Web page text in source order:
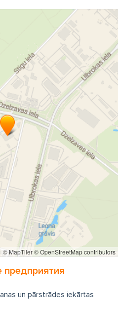
средства
древесины ольхи и бука
картофельный крахмал
пищевые добавки
ООО пищевые добавки
Инжекторы для посола мяса
евро ящиков
для скотобоен
упаковочные системы
массы
мясорубки
для мяса
для мясорубок
для ножей
© MapTiler© OpenStreetMap contributors
предприятия
un pārstrādes iekārtas